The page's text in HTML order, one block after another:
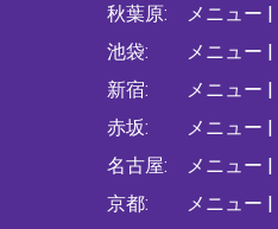
秋葉原:
池袋:
新宿:
赤坂:
名古屋:
京都:
メニュー |
メニュー |
メニュー |
メニュー |
メニュー |
メニュー |